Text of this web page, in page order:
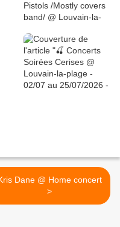
Dane @ Home concert
>